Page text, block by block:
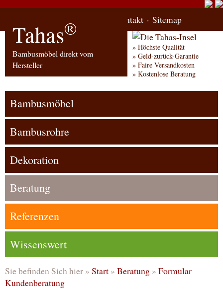
Kontakt Sitemap
Tahas®
Bambusmöbel direkt vom
Hersteller
Höchste Qualität
Geld-zurück-Garantie
Faire Versandkosten
Kostenlose Beratung
Bambusmöbel
Bambusrohre
Dekoration
Beratung
Referenzen
Wissenswert
Sie befinden Sich hier » Start » Beratung » Formular
Kundenberatung